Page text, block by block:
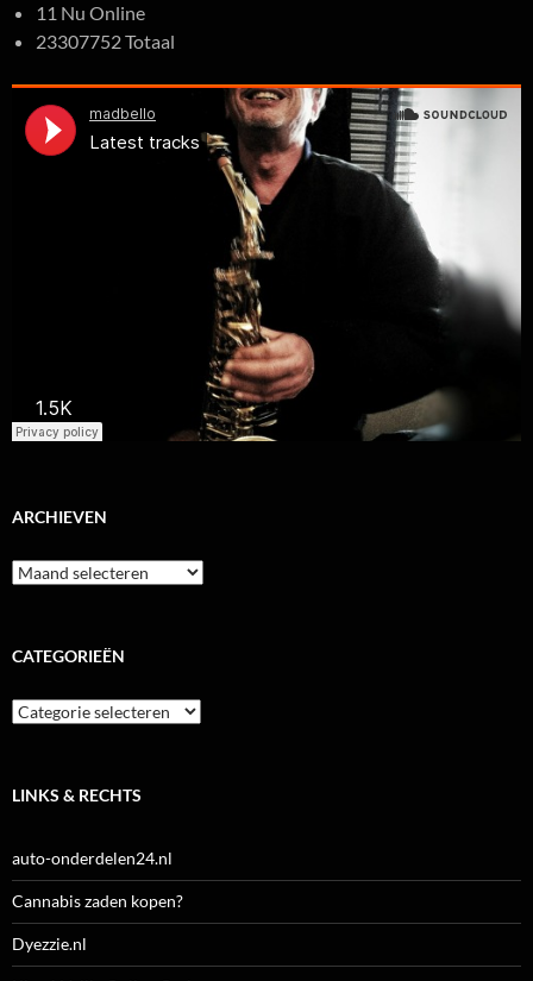
11 Nu Online
23307752 Totaal
ARCHIEVEN
Archieven
CATEGORIEËN
Categorieën
LINKS & RECHTS
auto-onderdelen24.nl
Cannabis zaden kopen?
Dyezzie.nl